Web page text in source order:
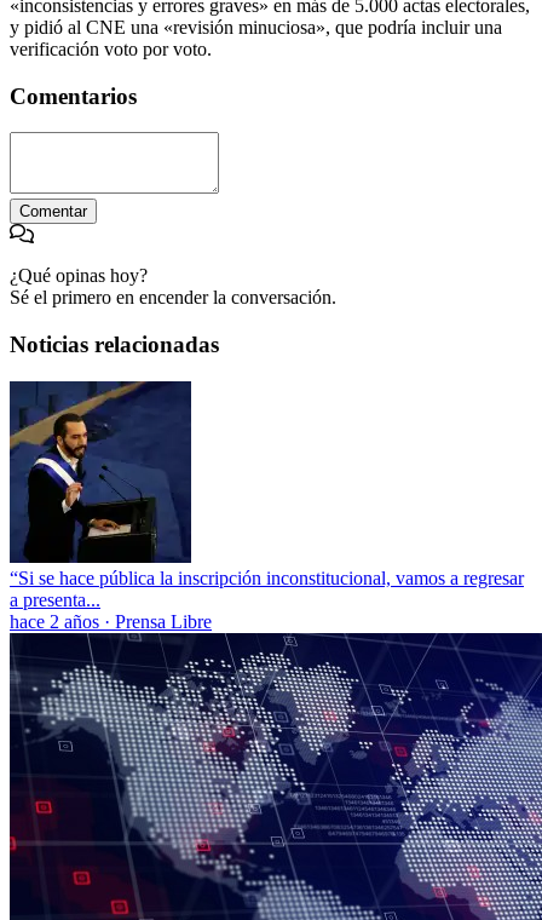
«inconsistencias y errores graves» en más de 5.000 actas electorales,
y pidió al CNE una «revisión minuciosa», que podría incluir una
verificación voto por voto.
Comentarios
Comentar
¿Qué opinas hoy?
Sé el primero en encender la conversación.
Noticias relacionadas
“Si se hace pública la inscripción inconstitucional, vamos a regresar
a presenta...
hace 2 años · Prensa Libre